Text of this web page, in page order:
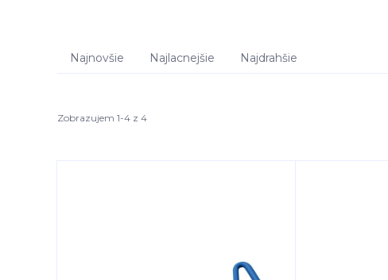
Najnovšie Najlacnejšie Najdrahšie
Zobrazujem 1-4 z 4